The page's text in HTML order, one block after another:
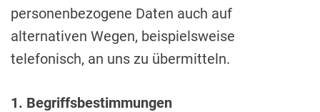
personenbezogene Daten auch auf
alternativen Wegen, beispielsweise
telefonisch, an uns zu übermitteln.
1. Begriffsbestimmungen